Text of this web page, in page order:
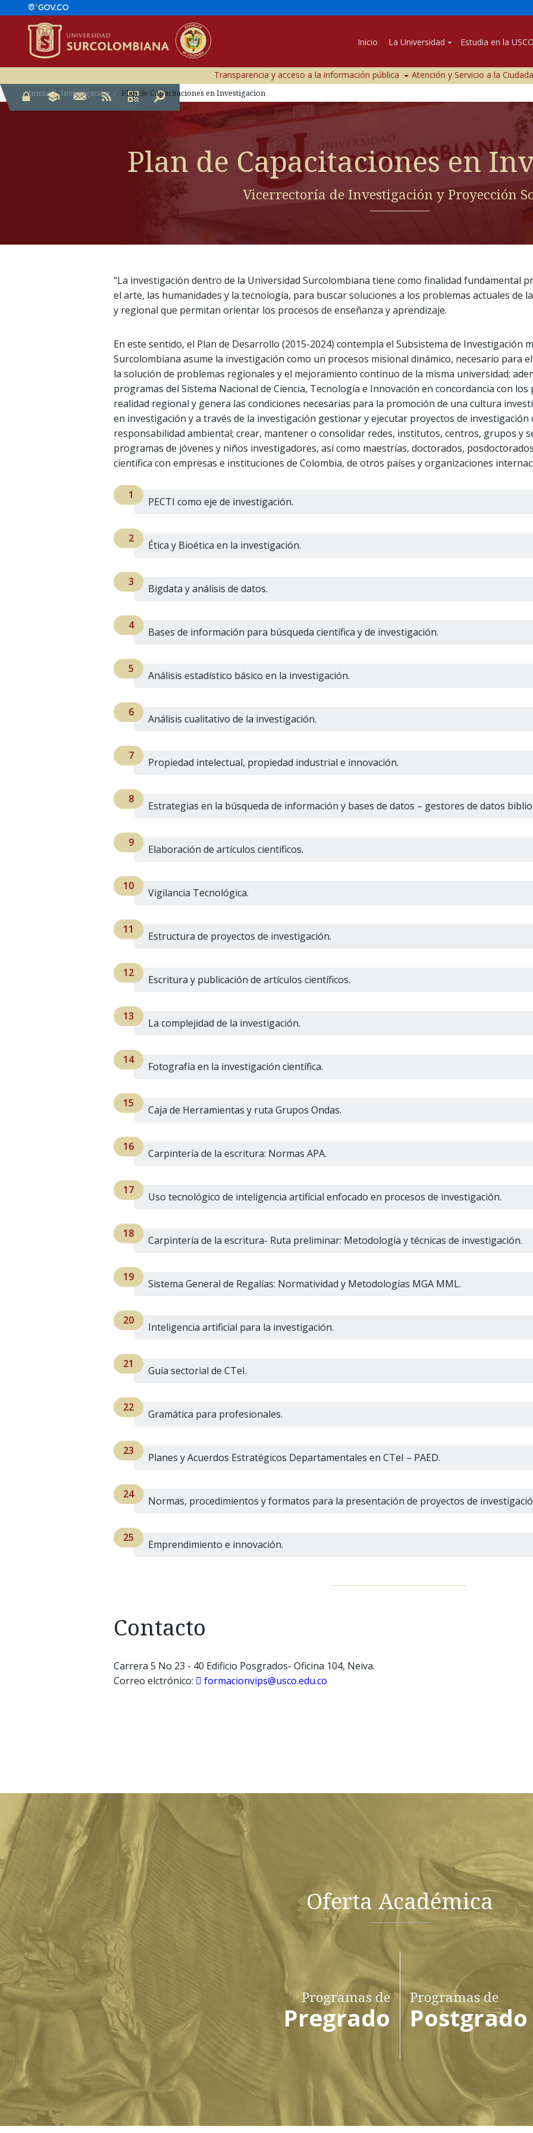
Inicio La Universidad Estudia en la
Transparencia y acceso a la información pública Atención y Servicio a la
Inicio Investigacion Plan de Capacitaciones en Investigacion
Plan de Capacitaciones en
Vicerrectoría de Investigación y Proyección
"La investigación dentro de la Universidad Surcolombiana tiene como finalidad fundamental
el arte, las humanidades y la tecnología, para buscar soluciones a los problemas actuales de
y regional que permitan orientar los procesos de enseñanza y aprendizaje.
En este sentido, el Plan de Desarrollo (2015-2024) contempla el Subsistema de Investigación
Surcolombiana asume la investigación como un procesos misional dinámico, necesario para
la solución de problemas regionales y el mejoramiento continuo de la misma universidad;
programas del Sistema Nacional de Ciencia, Tecnología e Innovación en concordancia con
realidad regional y genera las condiciones necesarias para la promoción de una cultura
en investigación y a través de la investigación gestionar y ejecutar proyectos de investigación
responsabilidad ambiental; crear, mantener o consolidar redes, institutos, centros, grupos y
programas de jóvenes y niños investigadores, así como maestrías, doctorados,
científica con empresas e instituciones de Colombia, de otros países y organizaciones
PECTI como eje de investigación.
Ética y Bioética en la investigación.
Bigdata y análisis de datos.
Bases de información para búsqueda científica y de investigación.
Análisis estadístico básico en la investigación.
Análisis cualitativo de la investigación.
Propiedad intelectual, propiedad industrial e innovación.
Estrategias en la búsqueda de información y bases de datos – gestores de datos
Elaboración de artículos científicos.
Vigilancia Tecnológica.
Estructura de proyectos de investigación.
Escritura y publicación de artículos científicos.
La complejidad de la investigación.
Fotografía en la investigación científica.
Caja de Herramientas y ruta Grupos Ondas.
Carpintería de la escritura: Normas APA.
Uso tecnológico de inteligencia artificial enfocado en procesos de investigación.
Carpintería de la escritura- Ruta preliminar: Metodología y técnicas de investigación.
Sistema General de Regalías: Normatividad y Metodologías MGA MML.
Inteligencia artificial para la investigación.
Guía sectorial de CTeI.
Gramática para profesionales.
Planes y Acuerdos Estratégicos Departamentales en CTeI – PAED.
Normas, procedimientos y formatos para la presentación de proyectos de
Emprendimiento e innovación.
Contacto
Carrera 5 No 23 - 40 Edificio Posgrados- Oficina 104, Neiva.
Correo elctrónico:
formacionvips@usco.edu.co
Oferta Académica
Programas de
Pregrado
Programas de
Postgrado